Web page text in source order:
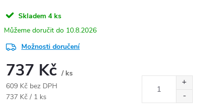
Skladem 4 ks
10.8.2026
Možnosti doručení
737 Kč / ks
609 Kč bez DPH
Měrná cena:
737 Kč / 1 ks